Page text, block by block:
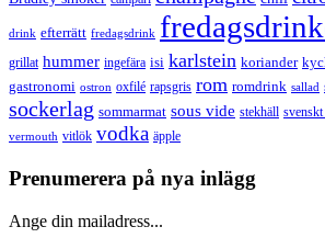
drink efterrätt fredagsdrink
grillat hummer ingefära isi karlstein koriander
gastronomi ostron oxfilé rapsgris rom romdrink sallad
sockerlag sommarmat sous vide stekhäll
vermouth vitlök vodka äpple
Prenumerera på nya inlägg
Ange din mailadress...